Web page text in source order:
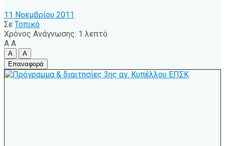
11 Νοεμβρίου 2011
Σε Τοπικό
Χρόνος Ανάγνωσης: 1 λεπτό
A A
A
A
Επαναφορά